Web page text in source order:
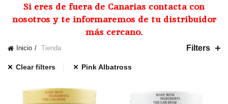
Si eres de fuera de Canarias contacta con
nosotros y te informaremos de tu distribuidor
más cercano.
Inicio Tienda Filters
Clear filters Pink Albatross